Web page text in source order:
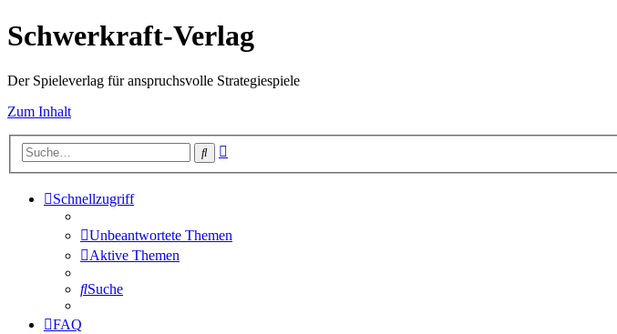
Schwerkraft-Verlag
Der Spieleverlag für anspruchsvolle Strategiespiele
Zum Inhalt
Suche
Schnellzugriff
Unbeantwortete Themen
Aktive Themen
Suche
FAQ